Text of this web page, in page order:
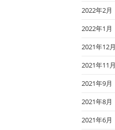
2022年2月
2022年1月
2021年12月
2021年11月
2021年9月
2021年8月
2021年6月